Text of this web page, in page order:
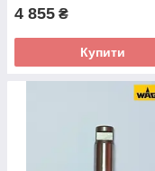
4 855 ₴
Купити